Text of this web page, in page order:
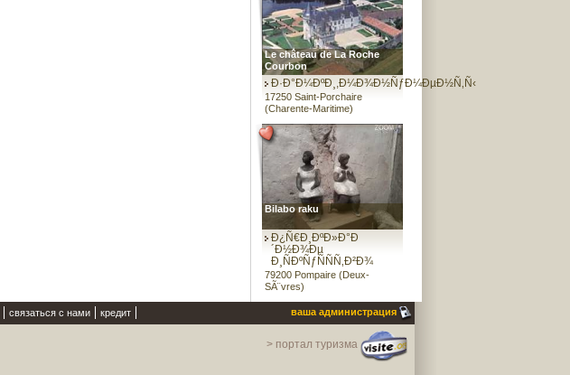
Le château de La Roche
Courbon
Ð·Ð°Ð¼ÐºÐ¸,Ð¼Ð¾Ð½ÑƒÐ¼ÐµÐ½Ñ‚Ñ‹
17250 Saint-Porchaire
(Charente-Maritime)
Bilabo raku
Ð¿Ñ€Ð¸ÐºÐ»Ð°Ð
´Ð½Ð¾Ðµ
Ð¸ÑÐºÑƒÑÑÑ‚Ð²Ð¾
79200 Pompaire (Deux-
SÃ¨vres)
связаться с нами кредит ваша администрация
> портал туризма